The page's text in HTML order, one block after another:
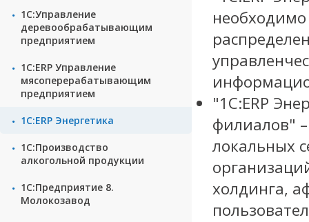
1С:Управление
деревообрабатывающим
предприятием
1С:ERP Управление
мясоперерабатывающим
предприятием
1С:ERP Энергетика
1С:Производство
алкогольной продукции
1С:Предприятие 8.
Молокозавод
"1С:ERP
филиалов"
локальных
холдинга,